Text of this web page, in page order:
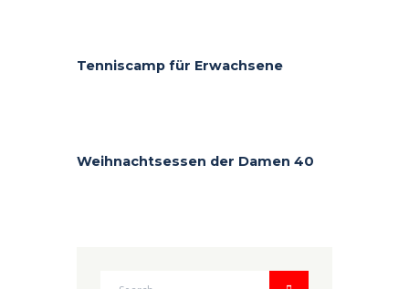
Tenniscamp für Erwachsene
Weihnachtsessen der Damen 40